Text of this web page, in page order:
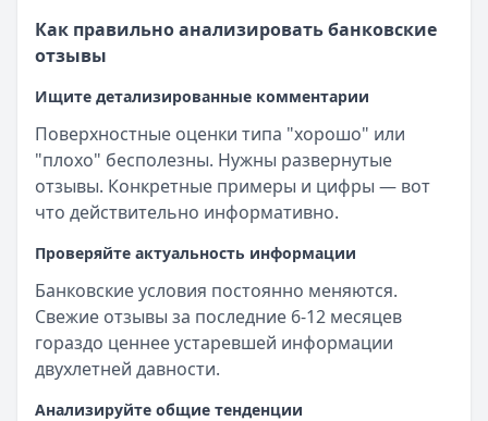
Как правильно анализировать банковские
отзывы
Ищите детализированные комментарии
Поверхностные оценки типа "хорошо" или
"плохо" бесполезны. Нужны развернутые
отзывы. Конкретные примеры и цифры — вот
что действительно информативно.
Проверяйте актуальность информации
Банковские условия постоянно меняются.
Свежие отзывы за последние 6-12 месяцев
гораздо ценнее устаревшей информации
двухлетней давности.
Анализируйте общие тенденции